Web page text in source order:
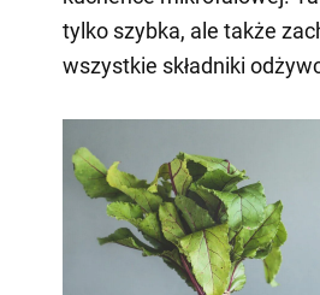
tylko szybka, ale także
wszystkie składniki